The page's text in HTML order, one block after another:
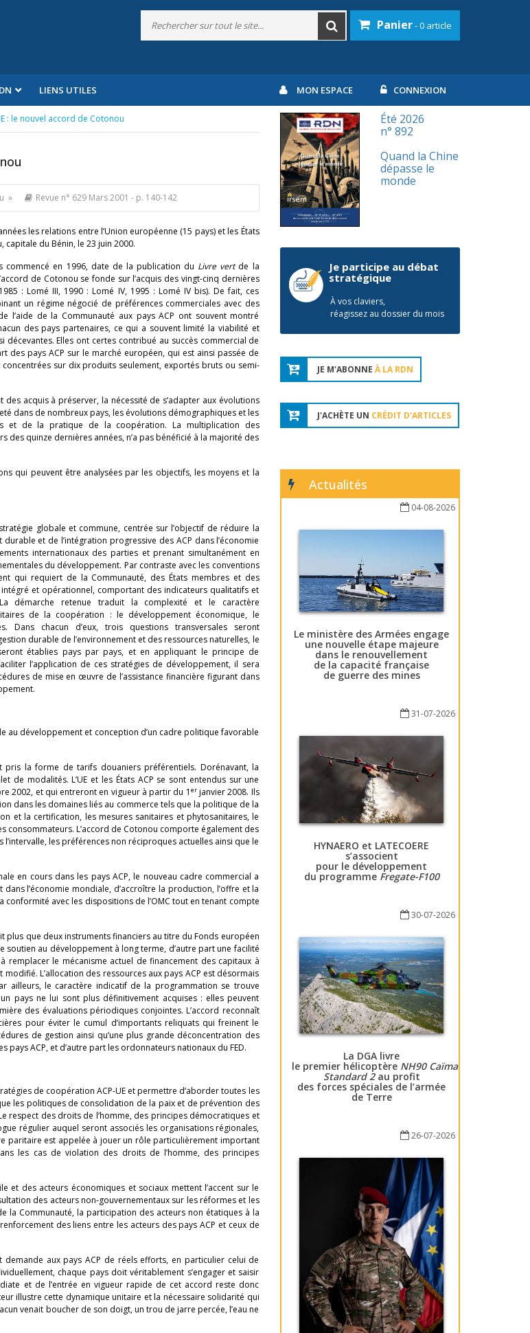
Panier- 0 article
LIENS UTILES MON ESPACE CONNEXION
: le nouvel accord de Cotonou
» Revue n° 629 Mars 2001 - p. 140-142
les relations entre l’Union européenne (15 pays) et les États
capitale du Bénin, le 23 juin 2000.
commencé en 1996, date de la publication du Livre vertde la
de Cotonou se fonde sur l’acquis des vingt-cinq dernières
: Lomé III, 1990 : Lomé IV, 1995 : Lomé IV bis). De fait, ces
un régime négocié de préférences commerciales avec des
l’aide de la Communauté aux pays ACP ont souvent montré
des pays partenaires, ce qui a souvent limité la viabilité et
Elles ont certes contribué au succès commercial de
des pays ACP sur le marché européen, qui est ainsi passée de
sur dix produits seulement, exportés bruts ou semi-
acquis à préserver, la nécessité de s’adapter aux évolutions
dans de nombreux pays, les évolutions démographiques et les
et de la pratique de la coopération. La multiplication des
quinze dernières années, n’a pas bénéficié à la majorité des
qui peuvent être analysées par les objectifs, les moyens et la
globale et commune, centrée sur l’objectif de réduire la
et de l’intégration progressive des ACP dans l’économie
internationaux des parties et prenant simultanément en
du développement. Par contraste avec les conventions
qui requiert de la Communauté, des États membres et des
et opérationnel, comportant des indicateurs qualitatifs et
démarche retenue traduit la complexité et le caractère
de la coopération : le développement économique, le
Dans chacun d’eux, trois questions transversales seront
durable de l’environnement et des ressources naturelles, le
établies pays par pays, et en appliquant le principe de
l’application de ces stratégies de développement, il sera
de mise en œuvre de l’assistance financière figurant dans
au développement et conception d’un cadre politique favorable
la forme de tarifs douaniers préférentiels. Dorénavant, la
modalités. L’UE et les États ACP se sont entendus sur une
2002, et qui entreront en vigueur à partir du 1 erjanvier 2008. Ils
dans les domaines liés au commerce tels que la politique de la
et la certification, les mesures sanitaires et phytosanitaires, le
consommateurs. L’accord de Cotonou comporte également des
les préférences non réciproques actuelles ainsi que le
en cours dans les pays ACP, le nouveau cadre commercial a
l’économie mondiale, d’accroître la production, l’offre et la
avec les dispositions de l’OMC tout en tenant compte
plus que deux instruments financiers au titre du Fonds européen
soutien au développement à long terme, d’autre part une facilité
remplacer le mécanisme actuel de financement des capitaux à
L’allocation des ressources aux pays ACP est désormais
ailleurs, le caractère indicatif de la programmation se trouve
pays ne lui sont plus définitivement acquises : elles peuvent
des évaluations périodiques conjointes. L’accord reconnaît
pour éviter le cumul d’importants reliquats qui freinent le
de gestion ainsi qu’une plus grande déconcentration des
ACP, et d’autre part les ordonnateurs nationaux du FED.
de coopération ACP-UE et permettre d’aborder toutes les
les politiques de consolidation de la paix et de prévention des
respect des droits de l’homme, des principes démocratiques et
régulier auquel seront associés les organisations régionales,
paritaire est appelée à jouer un rôle particulièrement important
les cas de violation des droits de l’homme, des principes
des acteurs économiques et sociaux mettent l’accent sur le
des acteurs non-gouvernementaux sur les réformes et les
la Communauté, la participation des acteurs non étatiques à la
des liens entre les acteurs des pays ACP et ceux de
aux pays ACP de réels efforts, en particulier celui de
chaque pays doit véritablement s’engager et saisir
et de l’entrée en vigueur rapide de cet accord reste donc
illustre cette dynamique unitaire et la nécessaire solidarité qui
venait boucher de son doigt, un trou de jarre percée, l’eau ne
Été 2026
n° 892
Quand la Chine
dépasse le
monde
Je participe au débat
stratégique
À vos claviers,
réagissez au dossier du mois
JE M'ABONNE À LA RDN
J'ACHÈTE UN CRÉDIT D'ARTICLES
Actualités
04-08-2026
Le ministère des Armées engage
une nouvelle étape majeure
dans le renouvellement
de la capacité française
de guerre des mines
31-07-2026
HYNAERO et LATECOERE
s’associent
pour le développement
du programme Fregate-F100
30-07-2026
La DGA livre
le premier hélicoptère NH90 Caïman
Standard 2au profit
des forces spéciales de l’armée
de Terre
26-07-2026